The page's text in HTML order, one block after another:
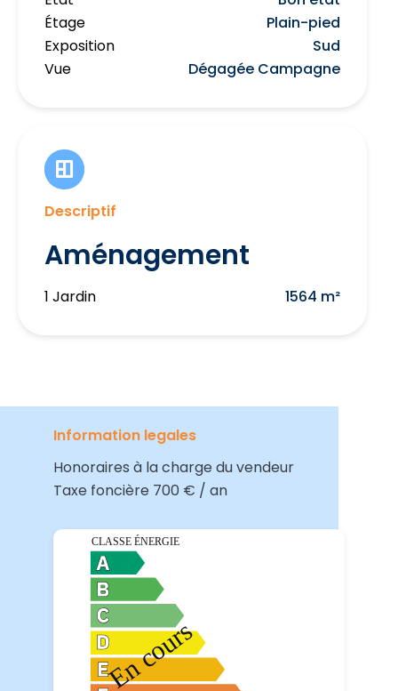
Étage
Plain-pied
Exposition
Sud
Vue
Dégagée Campagne
Descriptif
Aménagement
1 Jardin 1564 m²
Information legales
Honoraires à la charge du vendeur
Taxe foncière 700 € / an